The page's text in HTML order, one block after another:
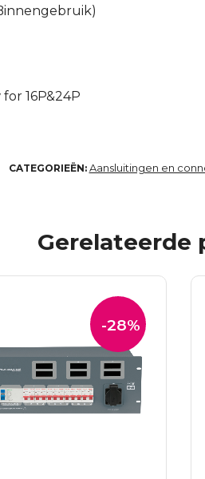
16P&24P
CATEGORIEËN: Aansluitingen en
Gerelateerde
-28%